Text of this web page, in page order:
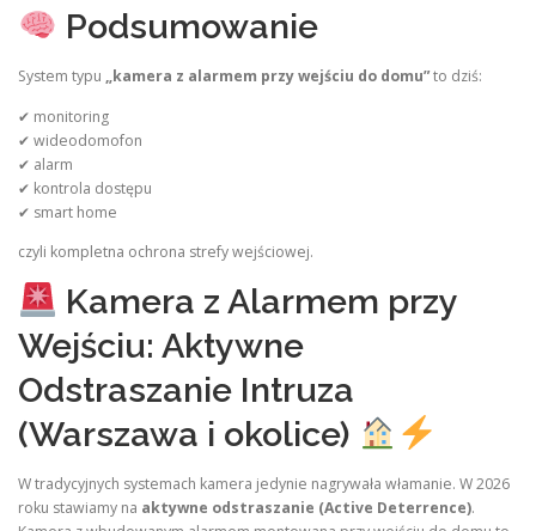
Podsumowanie
System typu „kamera z alarmem przy wejściu do domu”to dziś:
✔ monitoring
✔ wideodomofon
✔ alarm
✔ kontrola dostępu
✔ smart home
czyli kompletna ochrona strefy wejściowej.
Kamera z Alarmem przy
Wejściu: Aktywne
Odstraszanie Intruza
(Warszawa i okolice)
W tradycyjnych systemach kamera jedynie nagrywała włamanie. W 2026
roku stawiamy na aktywne odstraszanie (Active Deterrence).